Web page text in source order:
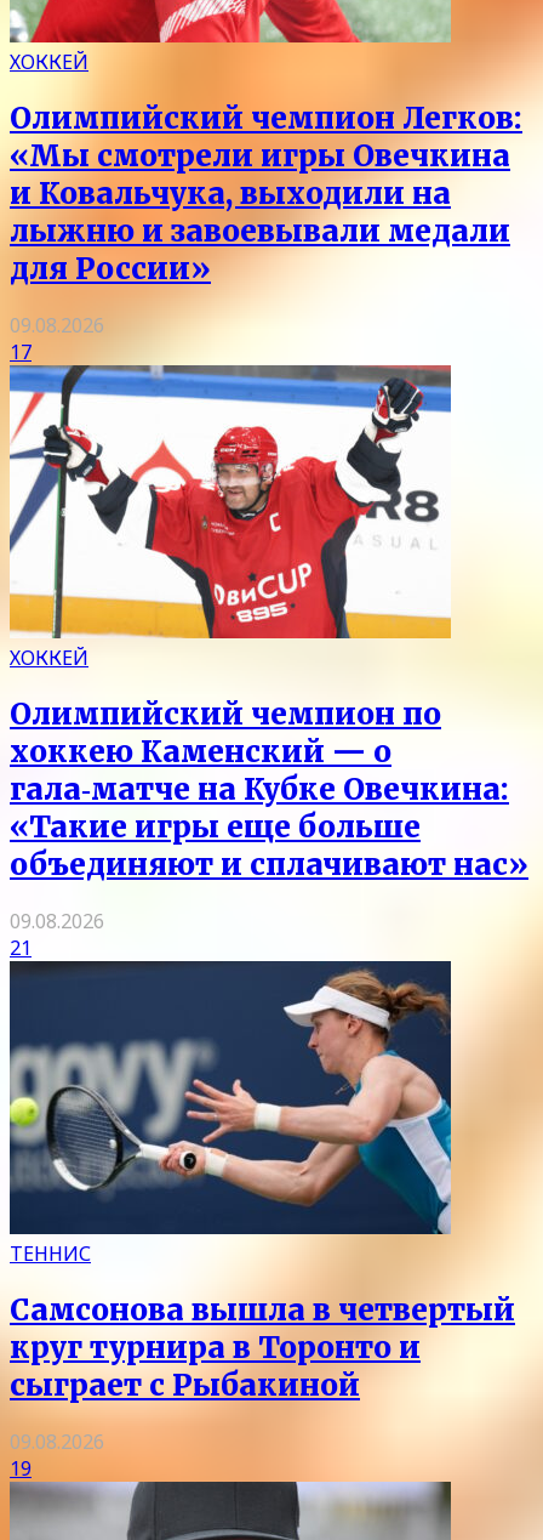
ХОККЕЙ
Олимпийский чемпион Легков:
«Мы смотрели игры Овечкина
и Ковальчука, выходили на
лыжню и завоевывали медали
для России»
09.08.2026
17
ХОККЕЙ
Олимпийский чемпион по
хоккею Каменский — о
гала‑матче на Кубке Овечкина:
«Такие игры еще больше
объединяют и сплачивают нас»
09.08.2026
21
ТЕННИС
Самсонова вышла в четвертый
круг турнира в Торонто и
сыграет с Рыбакиной
09.08.2026
19